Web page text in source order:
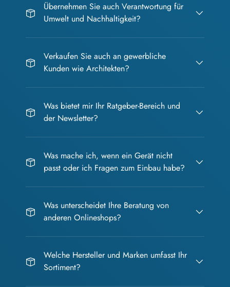
Übernehmen Sie auch Verantwortung für
Umwelt und Nachhaltigkeit?
Verkaufen Sie auch an gewerbliche
Kunden wie Architekten?
Was bietet mir Ihr Ratgeber-Bereich und
der Newsletter?
Was mache ich, wenn ein Gerät nicht
passt oder ich Fragen zum Einbau habe?
Was unterscheidet Ihre Beratung von
anderen Onlineshops?
Welche Hersteller und Marken umfasst Ihr
Sortiment?